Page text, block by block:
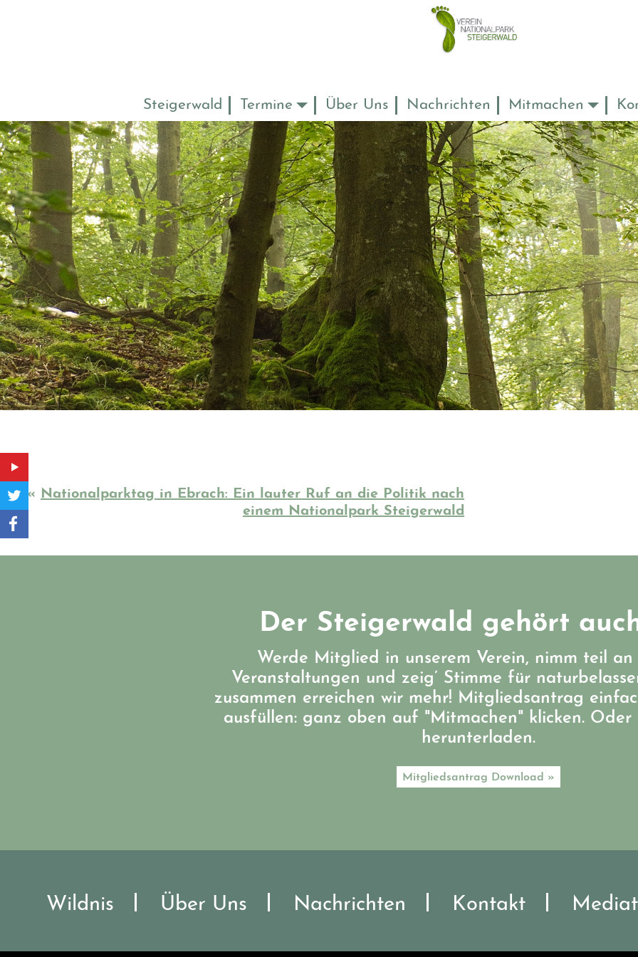
Steigerwald Termine Über Uns Nachrichten Mitmachen
« Nationalparktag in Ebrach: Ein lauter Ruf an die Politik nach
einem Nationalpark Steigerwald
Der Steigerwald gehört
Werde Mitglied in unserem Verein, nimm teil an
Veranstaltungen und zeig’ Stimme für
zusammen erreichen wir mehr! Mitgliedsantrag
ausfüllen: ganz oben auf "Mitmachen" klicken. Oder
herunterladen.
Mitgliedsantrag Download »
Wildnis Über Uns Nachrichten Kontakt